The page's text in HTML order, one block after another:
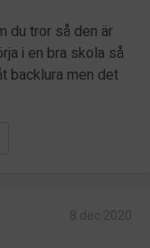
du tror så den är
i en bra skola så
backlura men det